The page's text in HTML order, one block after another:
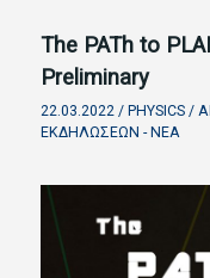
The PATh to
Preliminary
22.03.2022 / PHYSICS /
ΕΚΔΗΛΏΣΕΩΝ - ΝΈΑ